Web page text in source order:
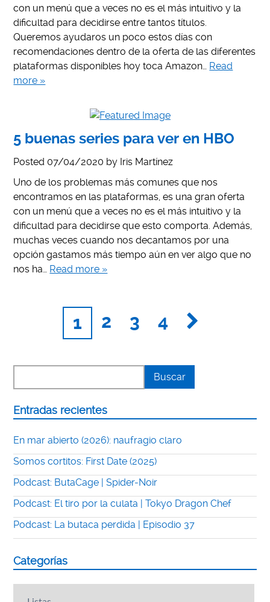
con un menú que a veces no es el más intuitivo y la
dificultad para decidirse entre tantos títulos.
Queremos ayudaros un poco estos días con
recomendaciones dentro de la oferta de las diferentes
plataformas disponibles hoy toca Amazon… Read
more »
5 buenas series para ver en HBO
Posted 07/04/2020 by Iris Martínez
Uno de los problemas más comunes que nos
encontramos en las plataformas, es una gran oferta
con un menú que a veces no es el más intuitivo y la
dificultad para decidirse que esto comporta. Además,
muchas veces cuando nos decantamos por una
opción gastamos más tiempo aún en ver algo que no
nos ha… Read more »
1 2 3 4
Entradas recientes
En mar abierto (2026): naufragio claro
Somos cortitos: First Date (2025)
Podcast: ButaCage | Spider-Noir
Podcast: El tiro por la culata | Tokyo Dragon Chef
Podcast: La butaca perdida | Episodio 37
Categorías